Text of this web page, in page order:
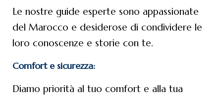
Le nostre guide esperte sono appassionate
del Marocco e desiderose di condividere le
loro conoscenze e storie con te.
Comfort e sicurezza:
Diamo priorità al tuo comfort e alla tua